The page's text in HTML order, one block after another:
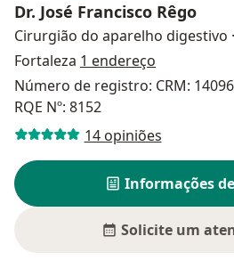
Dr. José Francisco Rêgo
Cirurgião do aparelho digestivo ·
Fortaleza 1 endereço
Número de registro: CRM: 14096
RQE Nº: 8152
14 opiniões
Informações
Solicite um